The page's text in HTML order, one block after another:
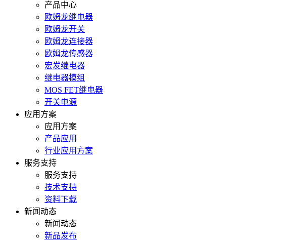
产品中心
欧姆龙继电器
欧姆龙开关
欧姆龙连接器
欧姆龙传感器
宏发继电器
继电器模组
MOS FET继电器
开关电源
应用方案
应用方案
产品应用
行业应用方案
服务支持
服务支持
技术支持
资料下载
新闻动态
新闻动态
新品发布